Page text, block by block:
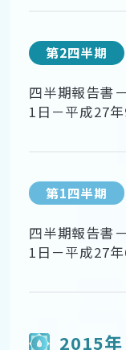
第2四半期
四半期報告書
1日－平成27年
第1四半期
四半期報告書
1日－平成27年
2015